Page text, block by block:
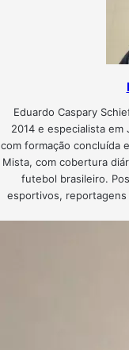
Eduardo Caspary
2014 e especialista em
com formação concluída
Mista, com cobertura
futebol brasileiro.
esportivos,